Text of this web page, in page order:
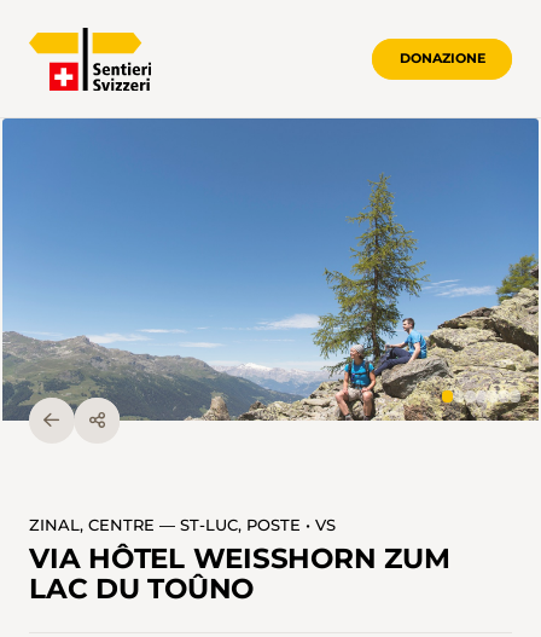
DONAZIONE
ZINAL, CENTRE — ST-LUC, POSTE • VS
VIA HÔTEL WEISSHORN ZUM
LAC DU TOÛNO